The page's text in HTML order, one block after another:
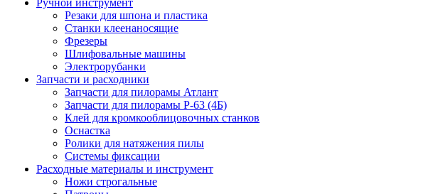
Ручной инструмент
Резаки для шпона и пластика
Станки клеенаносящие
Фрезеры
Шлифовальные машины
Электрорубанки
Запчасти и расходники
Запчасти для пилорамы Атлант
Запчасти для пилорамы Р-63 (4Б)
Клей для кромкооблицовочных станков
Оснастка
Ролики для натяжения пилы
Системы фиксации
Расходные материалы и инструмент
Ножи строгальные